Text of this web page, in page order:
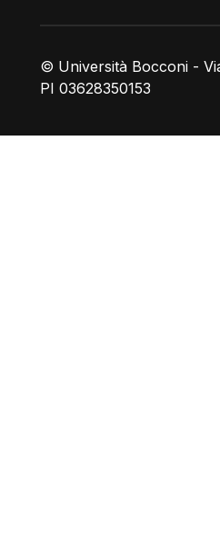
© Università Bocconi -
PI 03628350153